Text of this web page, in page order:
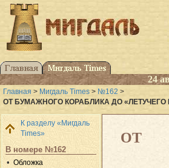
24
Главная > Мигдаль Times > №162 >
ОТ БУМАЖНОГО КОРАБЛИКА ДО «ЛЕТУЧЕГО
К разделу «Мигдаль
Times»
В номере №162
Обложка
ОТ